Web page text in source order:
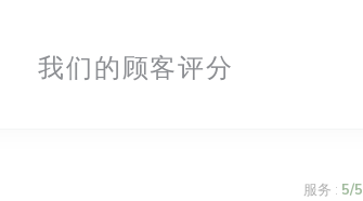
我们的顾客评分
服务 : 5/5